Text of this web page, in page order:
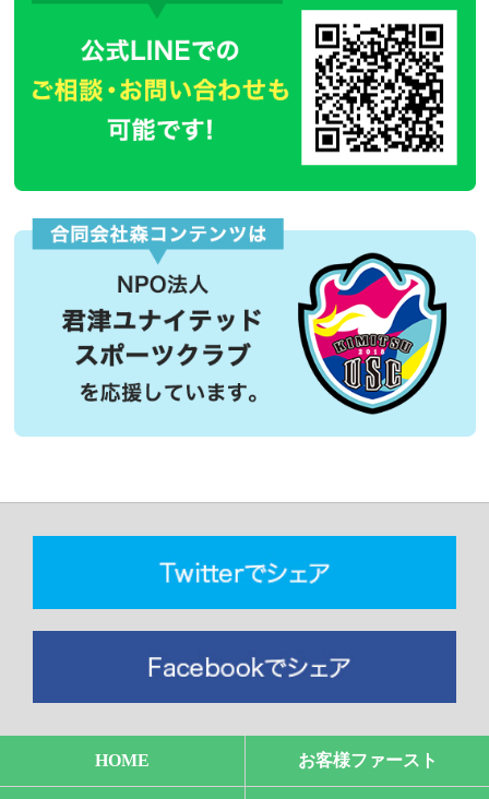
HOME お客様ファースト